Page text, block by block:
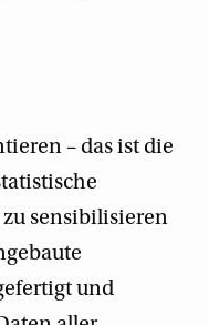
– das ist die
sensibilisieren
und